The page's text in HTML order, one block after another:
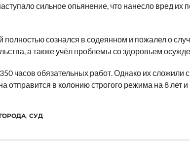
сильное опьянение, что нанесло вред их
сознался в содеянном и пожалел о
а также учёл проблемы со здоровьем
часов обязательных работ. Однако их сложили
отправится в колонию строгого режима на 8 лет
, СУД